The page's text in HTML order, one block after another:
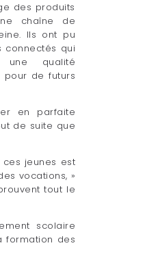
des produits
chaîne de
Ils ont pu
connectés qui
qualité
de futurs
en parfaite
de suite que
ces jeunes est
vocations, »
tout le
scolaire
formation des